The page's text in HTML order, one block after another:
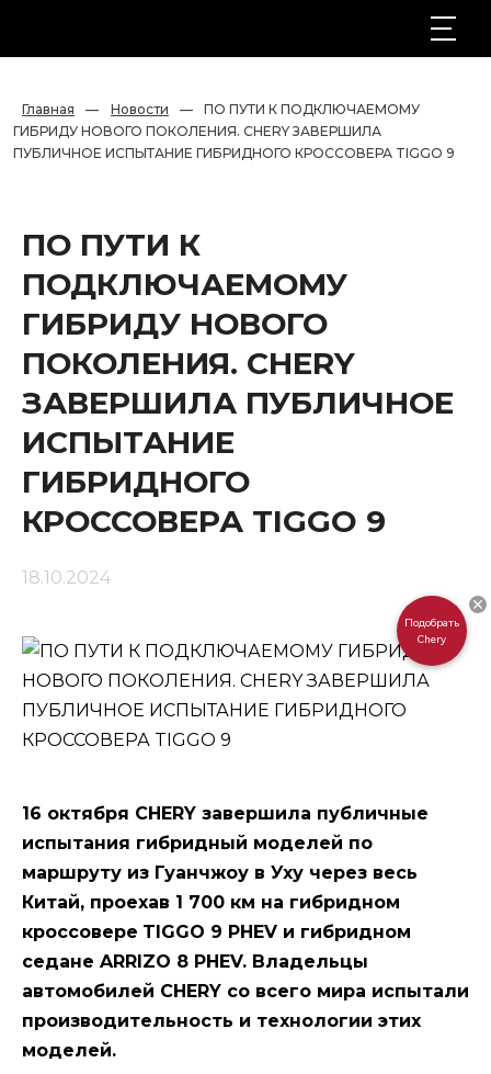
Главная — Новости —
ПО ПУТИ К ПОДКЛЮЧАЕМОМУ
ГИБРИДУ НОВОГО ПОКОЛЕНИЯ. CHERY ЗАВЕРШИЛА
ПУБЛИЧНОЕ ИСПЫТАНИЕ ГИБРИДНОГО КРОССОВЕРА TIGGO 9
ПО ПУТИ К
ПОДКЛЮЧАЕМОМУ
ГИБРИДУ НОВОГО
ПОКОЛЕНИЯ. CHERY
ЗАВЕРШИЛА ПУБЛИЧНОЕ
ИСПЫТАНИЕ
ГИБРИДНОГО
КРОССОВЕРА TIGGO 9
18.10.2024
16 октября CHERY завершила публичные
испытания гибридный моделей по
маршруту из Гуанчжоу в Уху через весь
Китай, проехав 1 700 км на гибридном
кроссовере TIGGO 9 PHEV и гибридном
седане ARRIZO 8 PHEV. Владельцы
автомобилей CHERY со всего мира испытали
производительность и технологии этих
моделей.
Подобрать
Chery